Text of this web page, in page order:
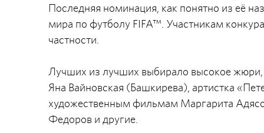
Последняя номинация, как понятно из её
мира по футболу FIFA™. Участникам
частности.
Лучших из лучших выбирало высокое жюри,
Яна Вайновская (Башкирева), артистка
художественным фильмам Маргарита
Федоров и другие.